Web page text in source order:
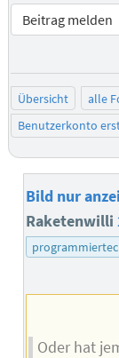
Beitrag melden
Übersicht alle
Benutzerkonto
Bild nur
Raketenwilli
Oder hat